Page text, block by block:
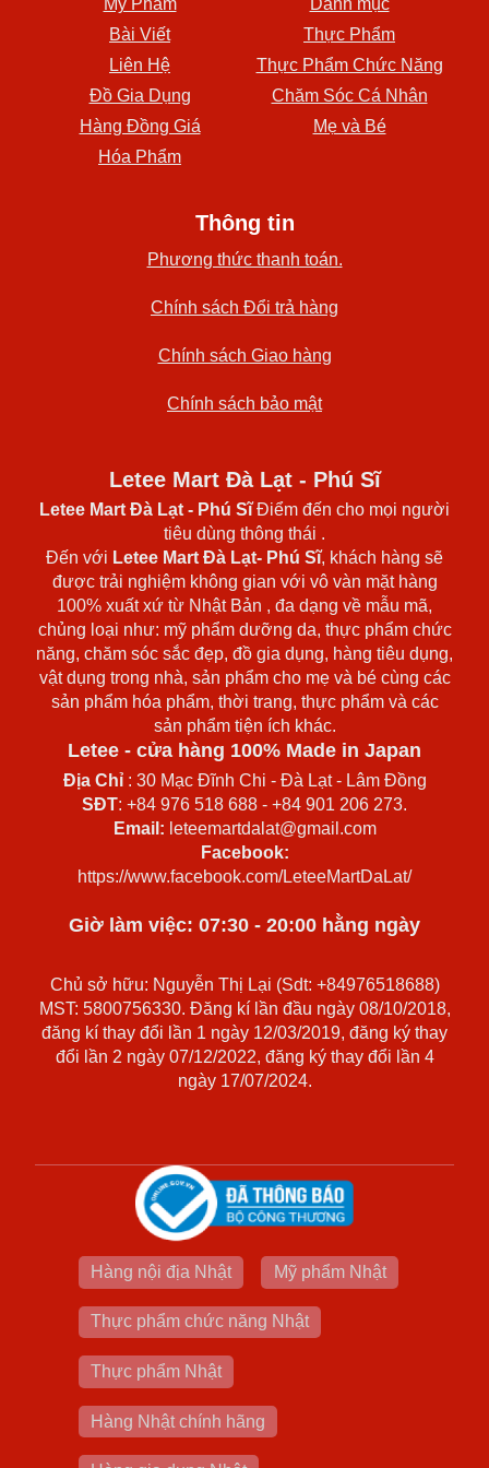
Mỹ Phẩm
Danh mục
Bài Viết
Thực Phẩm
Liên Hệ
Thực Phẩm Chức Năng
Đồ Gia Dụng
Chăm Sóc Cá Nhân
Hàng Đồng Giá
Mẹ và Bé
Hóa Phẩm
Thông tin
Phương thức thanh toán.
Chính sách Đổi trả hàng
Chính sách Giao hàng
Chính sách bảo mật
Letee Mart Đà Lạt - Phú Sĩ
Letee Mart Đà Lạt - Phú SĩĐiểm đến cho mọi người
tiêu dùng thông thái .
Đến với Letee Mart Đà Lạt- Phú Sĩ, khách hàng sẽ
được trải nghiệm không gian với vô vàn mặt hàng
100% xuất xứ từ Nhật Bản , đa dạng về mẫu mã,
chủng loại như: mỹ phẩm dưỡng da, thực phẩm chức
năng, chăm sóc sắc đẹp, đồ gia dụng, hàng tiêu dụng,
vật dụng trong nhà, sản phẩm cho mẹ và bé cùng các
sản phẩm hóa phẩm, thời trang, thực phẩm và các
sản phẩm tiện ích khác.
Letee - cửa hàng 100% Made in Japan
Địa Chỉ: 30 Mạc Đĩnh Chi - Đà Lạt - Lâm Đồng
SĐT: +84 976 518 688 - +84 901 206 273.
Email: leteemartdalat@gmail.com
Facebook:
https://www.facebook.com/LeteeMartDaLat/
Giờ làm việc: 07:30 - 20:00 hằng ngày
Chủ sở hữu: Nguyễn Thị Lại (Sdt: +84976518688)
MST: 5800756330. Đăng kí lần đầu ngày 08/10/2018,
đăng kí thay đổi lần 1 ngày 12/03/2019, đăng ký thay
đổi lần 2 ngày 07/12/2022, đăng ký thay đổi lần 4
ngày 17/07/2024.
Hàng nội địa Nhật Mỹ phẩm Nhật
Thực phẩm chức năng Nhật
Thực phẩm Nhật
Hàng Nhật chính hãng